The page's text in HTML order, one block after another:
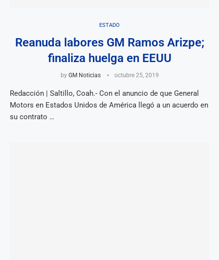
ESTADO
Reanuda labores GM Ramos Arizpe;
finaliza huelga en EEUU
by GM Noticias octubre 25, 2019
Redacción | Saltillo, Coah.- Con el anuncio de que General
Motors en Estados Unidos de América llegó a un acuerdo en
su contrato …